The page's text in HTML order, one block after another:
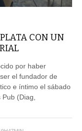
CON UN
por haber
el fundador de
e íntimo el sábado
(Diag,